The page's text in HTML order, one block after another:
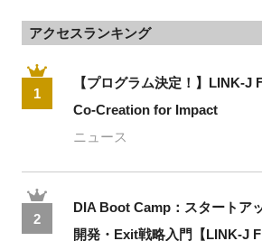
アクセスランキング
1
【プログラム決定！】LINK-J
Co-Creation for Impact
ニュース
2
DIA Boot Camp：スタートア
開発・Exit戦略入門【LINK-J